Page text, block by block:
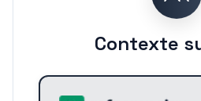
Contexte